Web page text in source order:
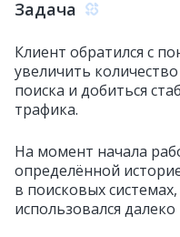
Задача
Клиент обратился с
увеличить
поиска и добиться
трафика.
На момент начала
определённой
в поисковых
использовался